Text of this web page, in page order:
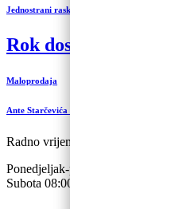
Jednostrani raskid ugovora
Rok dostave 3 do 5
Maloprodaja
Ante Starčevića 5-A, Koprivnica
Radno vrijeme:
Ponedjeljak-petak 09:00 – 19:00
Subota 08:00 – 13:00